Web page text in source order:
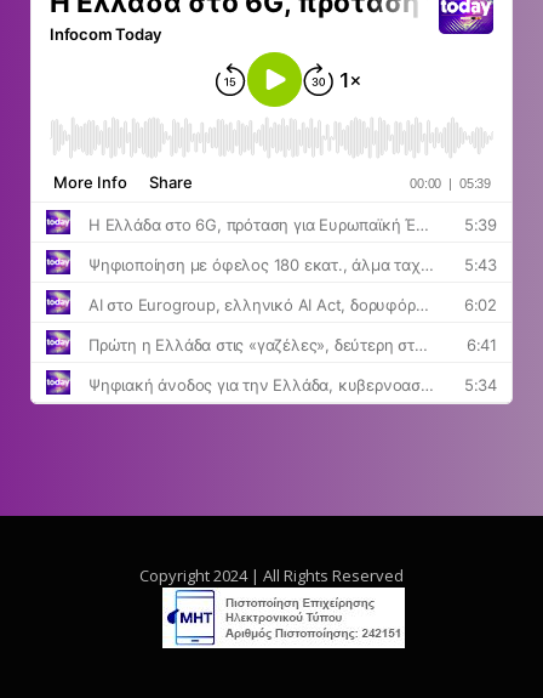
Copyright 2024 | All Rights Reserved